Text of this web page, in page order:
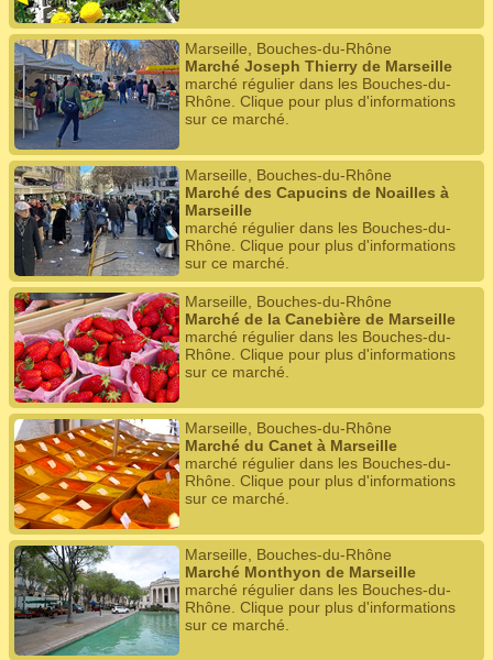
Marseille, Bouches-du-Rhône
Marché Joseph Thierry de Marseille
marché régulier dans les Bouches-du-
Rhône. Clique pour plus d'informations
sur ce marché.
Marseille, Bouches-du-Rhône
Marché des Capucins de Noailles à
Marseille
marché régulier dans les Bouches-du-
Rhône. Clique pour plus d'informations
sur ce marché.
Marseille, Bouches-du-Rhône
Marché de la Canebière de Marseille
marché régulier dans les Bouches-du-
Rhône. Clique pour plus d'informations
sur ce marché.
Marseille, Bouches-du-Rhône
Marché du Canet à Marseille
marché régulier dans les Bouches-du-
Rhône. Clique pour plus d'informations
sur ce marché.
Marseille, Bouches-du-Rhône
Marché Monthyon de Marseille
marché régulier dans les Bouches-du-
Rhône. Clique pour plus d'informations
sur ce marché.